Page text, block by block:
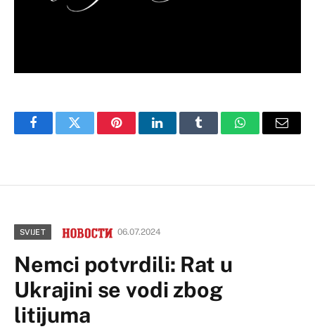
FacebookTwitter PinterestLinkedInTumblr WhatsAppEmail
SVIJET 06.07.2024
Nemci potvrdili: Rat u
Ukrajini se vodi zbog
litijuma